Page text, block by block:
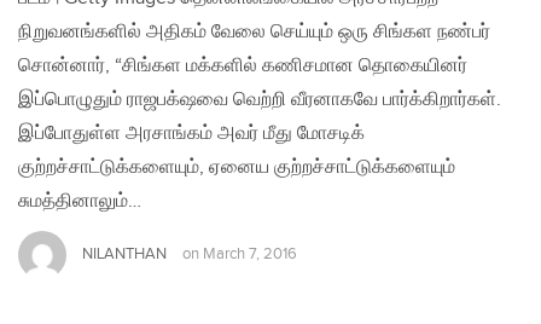
நிறுவனங்களில் அதிகம் வேலை செய்யும் ஒரு சிங்கள நண்பர்
சொன்னார், “சிங்கள மக்களில் கணிசமான தொகையினர்
இப்பொழுதும் ராஜபக்‌ஷவை வெற்றி வீரனாகவே பார்க்கிறார்கள்.
இப்போதுள்ள அரசாங்கம் அவர் மீது மோசடிக்
குற்றச்சாட்டுக்களையும், ஏனைய குற்றச்சாட்டுக்களையும்
சுமத்தினாலும்…
NILANTHAN on March 7, 2016